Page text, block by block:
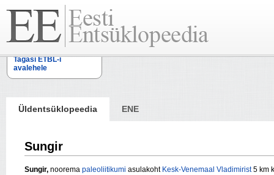
Tagasi ETBL-i
avalehele
Üldentsüklopeedia ENE
Sungir
Sungir, noorema paleoliitikumi asulakoht Kesk-Venemaal Vladimirist5 km